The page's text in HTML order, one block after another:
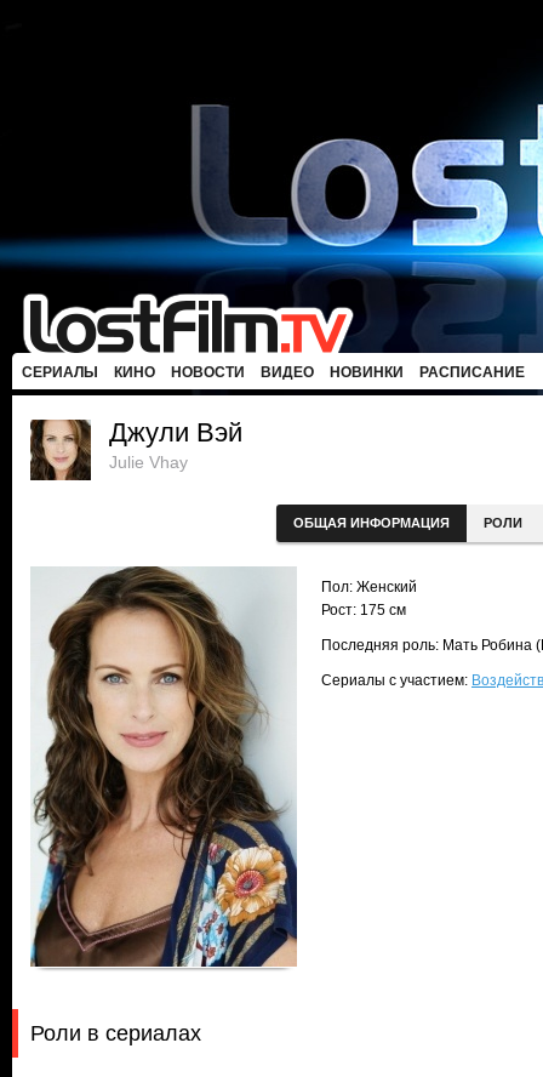
СЕРИАЛЫ КИНО НОВОСТИ ВИДЕО НОВИНКИ РАСПИСАНИЕ
Джули Вэй
Julie Vhay
ОБЩАЯ ИНФОРМАЦИЯ РОЛИ
Пол: Женский
Рост: 175 см
Последняя роль: Мать Робина
Сериалы с участием:
Роли в сериалах